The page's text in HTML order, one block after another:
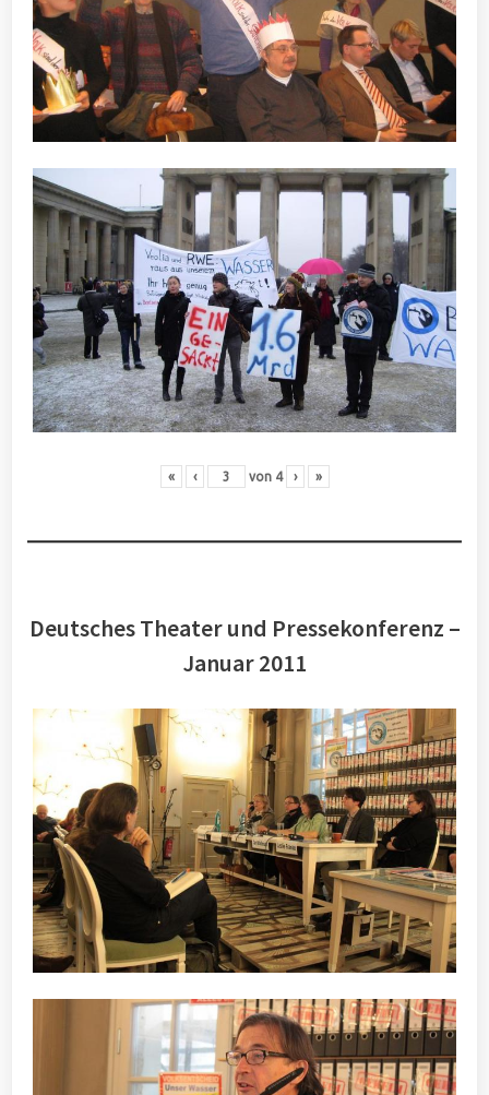
« ‹ von 4 › »
Deutsches Theater und Pressekonferenz –
Januar 2011